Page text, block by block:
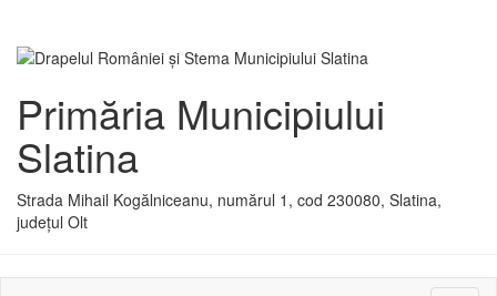
Primăria Municipiului
Slatina
Strada Mihail Kogălniceanu, numărul 1, cod 230080, Slatina,
județul Olt